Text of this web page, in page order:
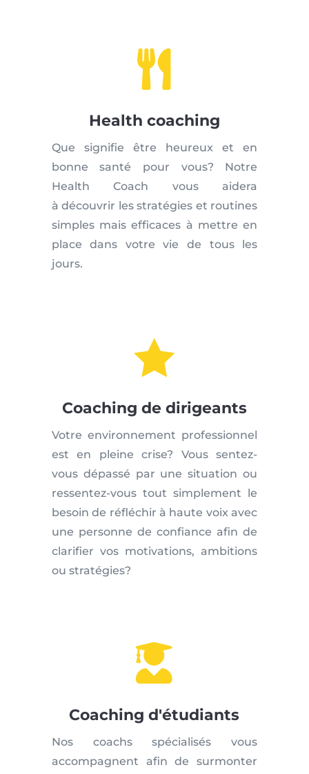

Health coaching
Que signifie être heureux et en
bonne santé pour vous? Notre
Health Coach vous aidera
à découvrir les stratégies et routines
simples mais efficaces à mettre en
place dans votre vie de tous les
jours.

Coaching de dirigeants
Votre environnement professionnel
est en pleine crise? Vous sentez-
vous dépassé par une situation ou
ressentez-vous tout simplement le
besoin de réfléchir à haute voix avec
une personne de confiance afin de
clarifier vos motivations, ambitions
ou stratégies?

Coaching d'étudiants
Nos coachs spécialisés vous
accompagnent afin de surmonter